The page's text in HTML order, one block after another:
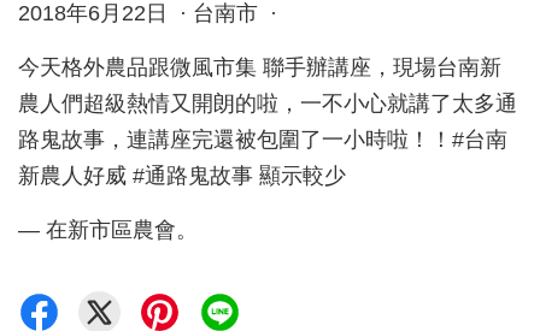
2018年6月22日 · 台南市 ·
今天格外農品跟微風市集 聯手辦講座，現場台南新
農人們超級熱情又開朗的啦，一不小心就講了太多通
路鬼故事，連講座完還被包圍了一小時啦！！#台南
新農人好威 #通路鬼故事 顯示較少
— 在新市區農會。